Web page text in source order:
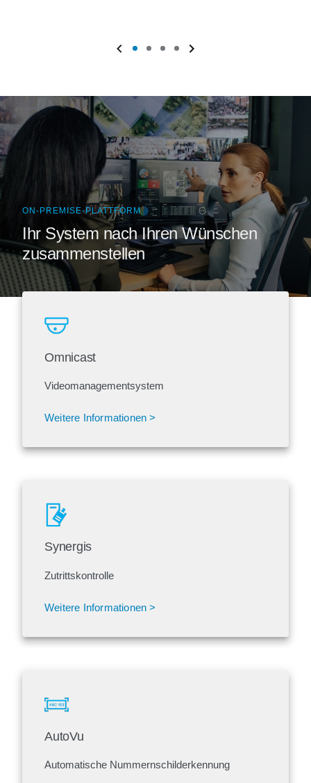
ON-PREMISE-PLATTFORM
Ihr System nach Ihren Wünschen
zusammenstellen
Omnicast
Videomanagementsystem
Weitere Informationen >
Synergis
Zutrittskontrolle
Weitere Informationen >
AutoVu
Automatische Nummernschilderkennung